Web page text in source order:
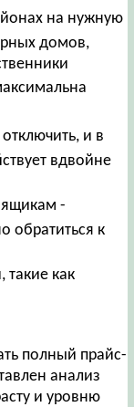
на нужную
домов,
и в
вдвойне
ящикам -
обратиться к
как
полный прайс-
анализ
и уровню